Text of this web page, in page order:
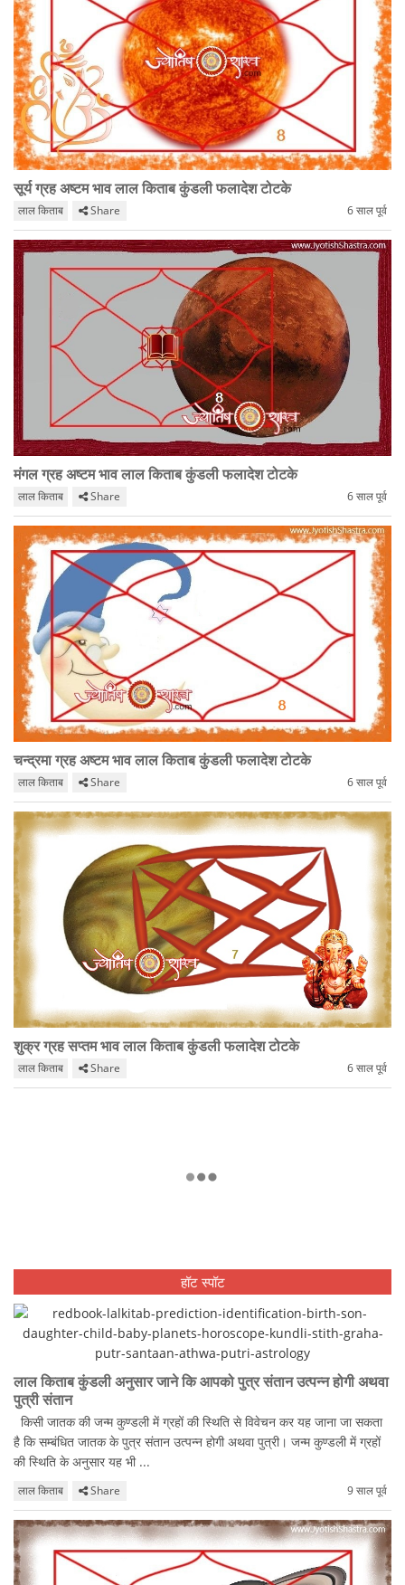
सूर्य ग्रह अष्टम भाव लाल किताब कुंडली फलादेश टोटके
लाल किताब Share 6 साल पूर्व
मंगल ग्रह अष्टम भाव लाल किताब कुंडली फलादेश टोटके
लाल किताब Share 6 साल पूर्व
चन्द्रमा ग्रह अष्टम भाव लाल किताब कुंडली फलादेश टोटके
लाल किताब Share 6 साल पूर्व
शुक्र ग्रह सप्तम भाव लाल किताब कुंडली फलादेश टोटके
लाल किताब Share 6 साल पूर्व
हॉट स्पॉट
लाल किताब कुंडली अनुसार जाने कि आपको पुत्र संतान उत्पन्न होगी अथवा
पुत्री संतान
किसी जातक की जन्म कुण्डली में ग्रहों की स्थिति से विवेचन कर यह जाना जा सकता
है कि सम्बंधित जातक के पुत्र संतान उत्पन्न होगी अथवा पुत्री। जन्म कुण्डली में ग्रहों
की स्थिति के अनुसार यह भी ...
लाल किताब Share 9 साल पूर्व